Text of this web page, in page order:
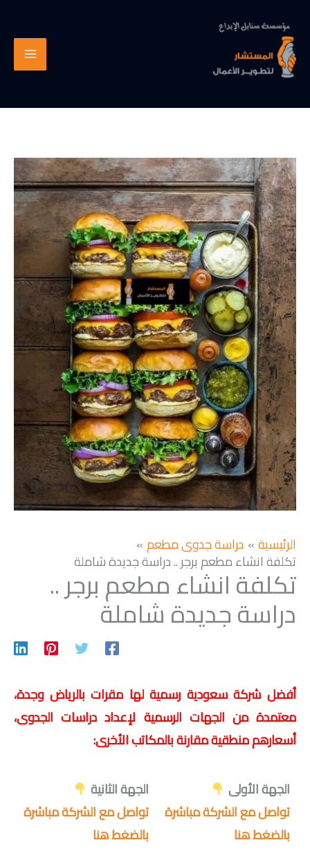
المحتوى
الرئيسية دراسة جدوى مطعم
تكلفة انشاء مطعم برجر .. دراسة جديدة شاملة
تكلفة انشاء مطعم برجر ..
دراسة جديدة شاملة
أفضل شركة سعودية رسمية لها مقرات بالرياض وجدة،
معتمدة من الجهات الرسمية لإعداد دراسات الجدوى،
أسعارهم منطقية مقارنة بالمكاتب الأخرى:
الجهة الأولى
تواصل مع الشركة مباشرة
بالضغط هنا
الجهة الثانية
تواصل مع الشركة مباشرة
بالضغط هنا